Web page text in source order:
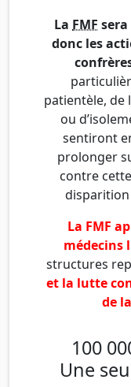
La FMF
donc les
patientèle, de
ou
sentiront
prolonger
contre
La FMF
médecins
structures
et la lutte
de
100
Une